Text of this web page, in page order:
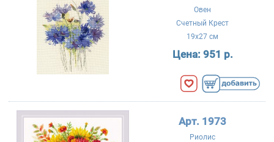
Овен
Счетный Крест
19x27 см
Цена: 951 р.
Арт. 1973
Риолис